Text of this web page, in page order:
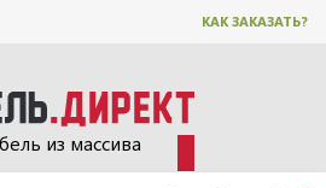
КАК ЗАКАЗАТЬ?
из массива